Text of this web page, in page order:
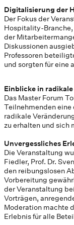
Digitalisierung der
Der Fokus der
Hospitality-
der
Diskussionen
Professoren
und sorgten für eine
Einblicke in
Das Master Forum
Teilnehmenden
radikale
zu erhalten und sich
Unvergessliches
Die Veranstaltung
Fiedler, Prof. Dr.
den reibungslosen
Vorbereitung
der Veranstaltung
Vorträgen,
Moderation machte
Erlebnis für alle